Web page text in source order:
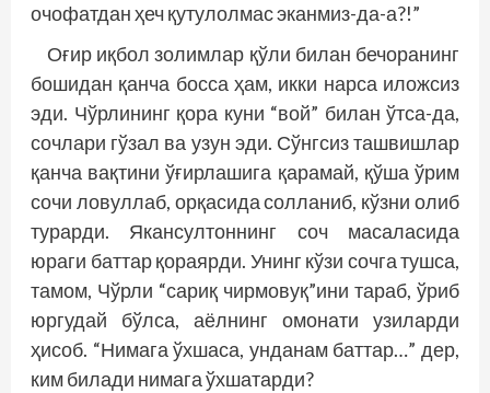
очофатдан ҳеч қутулолмас эканмиз-да-а?!”
Оғир иқбол золимлар қўли билан бечоранинг
бошидан қанча босса ҳам, икки нарса иложсиз
эди. Чўрлининг қора куни “вой” билан ўтса-да,
сочлари гўзал ва узун эди. Сўнгсиз ташвишлар
қанча вақтини ўғирлашига қарамай, қўша ўрим
сочи ловуллаб, орқасида солланиб, кўзни олиб
турарди. Якансултоннинг соч масаласида
юраги баттар қораярди. Унинг кўзи сочга тушса,
тамом, Чўрли “сариқ чирмовуқ”ини тараб, ўриб
юргудай бўлса, аёлнинг омонати узиларди
ҳисоб. “Нимага ўхшаса, унданам баттар…” дер,
ким билади нимага ўхшатарди?